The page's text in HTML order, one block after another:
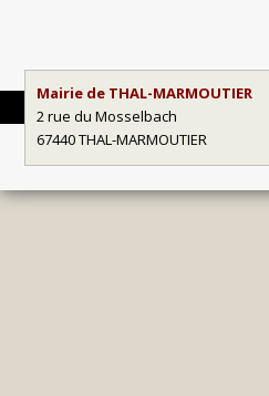
Mairie de THAL-MARMOUTIER
2 rue du Mosselbach
67440 THAL-MARMOUTIER